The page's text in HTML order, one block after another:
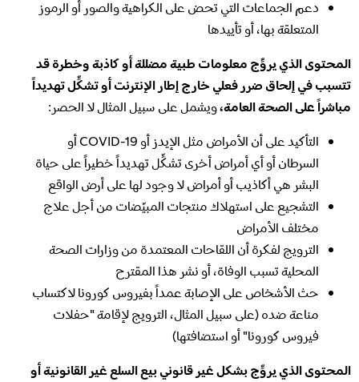
دعم الجماعات التي تحض على الكراهية والصور أو الرموز
المتعلقة بها، أو تأييدها
المحتوى الذي يروِّج معلومات طبية مضللة أو كاذبة وخطرة قد
تتسبب في إلحاق ضرر فعلي خارج إطار الإنترنت أو تشكِّل تهديداً
مباشراً على الصحة العامة،ويشمل على سبيل المثال لا الحصر:
التأكيد على أن الأمراض مثل الإيدز أو COVID-19 أو
السرطان أو أي أمراض أخرى تشكِّل تهديداً خطيراً على حياة
البشر هي أكاذيب أو أمراض لا وجود لها على أرض الواقع
التشجيع على استهلاك منتجات المبيّضات من أجل علاج
مختلف الأمراض
الترويج لفكرة أن اللقاحات المعتمدة من وزارات الصحة
المحلية تسبب الوفاة، أو نشر هذا المقترح
حث الأشخاص على الإصابة عمداً بفيروس كورونا لاكتساب
مناعة ضده (على سبيل المثال، الترويج لإقامة "حفلات
فيروس كورونا" أو استضافتها)
المحتوى الذي يروِّج بشكل غير قانوني بيع السلع غير القانونية أو